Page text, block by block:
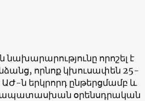
որոշել է
որնոք կխուսափեն 25-
ն երկրորդ ընթերցմամբ և
օրենսդրական